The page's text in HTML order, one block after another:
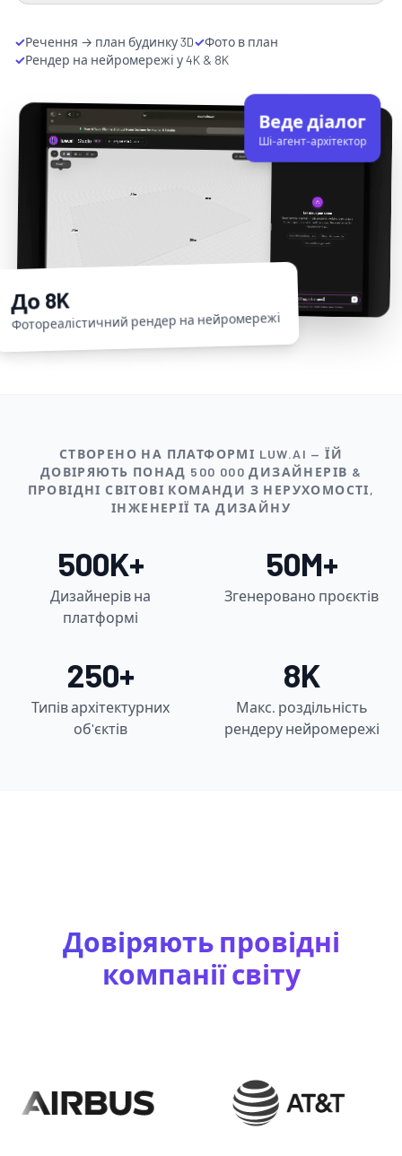
✓Речення → план будинку 3D✓Фото в план
✓Рендер на нейромережі у 4K & 8K
До 8K
Фотореалістичний рендер на нейромережі
Веде діалог
Ші-агент-архітектор
СТВОРЕНО НА ПЛАТФОРМІ LUW.AI — ЇЙ
ДОВІРЯЮТЬ ПОНАД 500 000 ДИЗАЙНЕРІВ &
ПРОВІДНІ СВІТОВІ КОМАНДИ З НЕРУХОМОСТІ,
ІНЖЕНЕРІЇ ТА ДИЗАЙНУ
500K+
Дизайнерів на
платформі
50M+
Згенеровано проєктів
250+
Типів архітектурних
об'єктів
8K
Макс. роздільність
рендеру нейромережі
Довіряють провідні
компанії світу